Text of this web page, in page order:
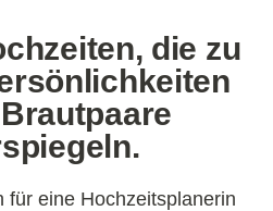
die zu
für eine Hochzeitsplanerin